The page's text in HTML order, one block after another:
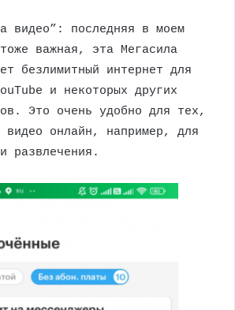
видео”: последняя в моем
важная, эта Мегасила
безлимитный интернет для
и некоторых других
Это очень удобно для тех,
видео онлайн, например, для
развлечения.